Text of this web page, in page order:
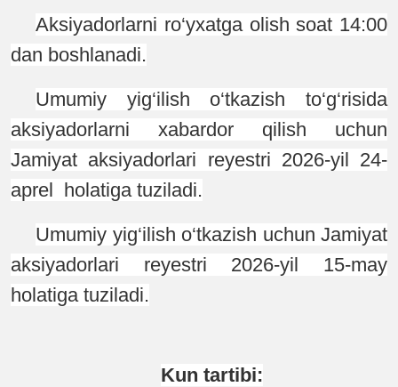
Aksiyadorlarni ro‘yxatga olish soat 14:00
dan boshlanadi.
Umumiy yig‘ilish o‘tkazish to‘g‘risida
aksiyadorlarni xabardor qilish uchun
Jamiyat aksiyadorlari reyestri 2026-yil 24-
aprel holatiga tuziladi.
Umumiy yig‘ilish o‘tkazish uchun Jamiyat
aksiyadorlari reyestri 2026-yil 15-may
holatiga tuziladi.
Kun tartibi: